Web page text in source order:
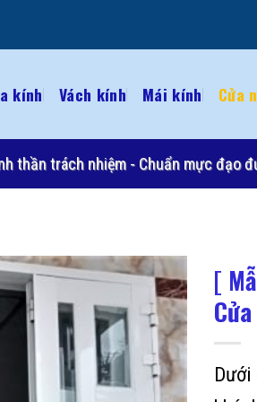
kính Vách kính Mái kính Cửa
thần trách nhiệm - Chuẩn mực đạo
[
Dưới